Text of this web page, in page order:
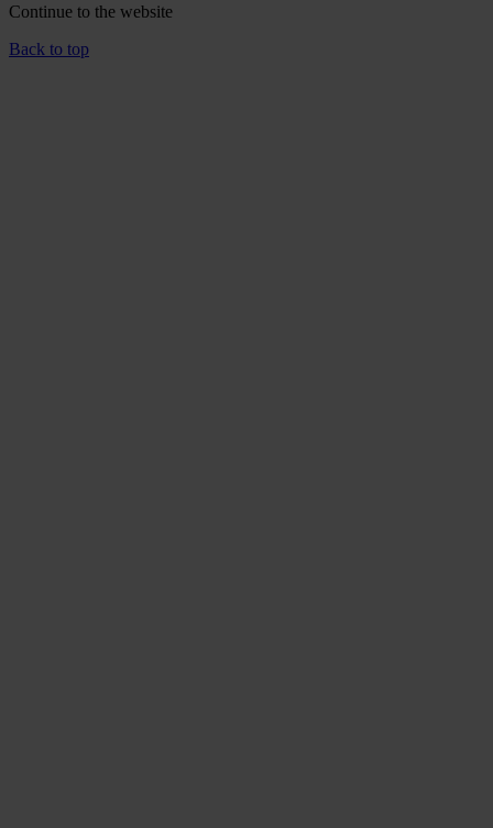
Continue to the website
Back to top